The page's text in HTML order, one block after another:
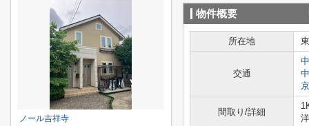
物件概要
所在地
交通
間取り/詳細
ノール吉祥寺